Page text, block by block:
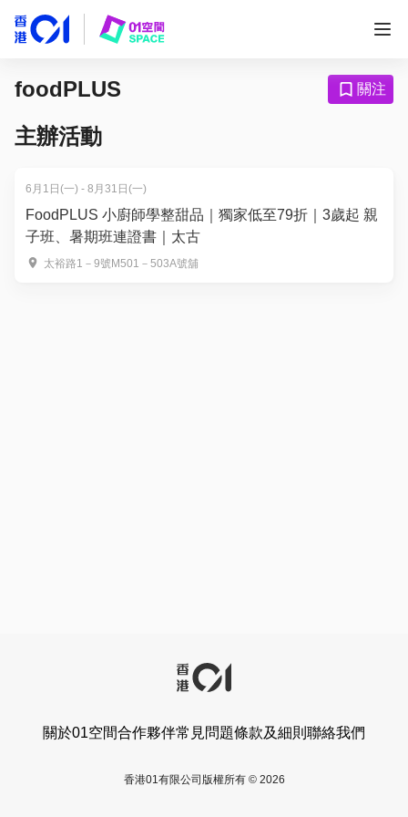
foodPLUS 關注
主辦活動
6月1日(一) - 8月31日(一)
FoodPLUS 小廚師學整甜品｜獨家低至79折｜3歲起 親
子班、暑期班連證書｜太古
太裕路1－9號M501－503A號舖
關於01空間合作夥伴常見問題條款及細則 聯絡我們
香港01有限公司版權所有 © 2026